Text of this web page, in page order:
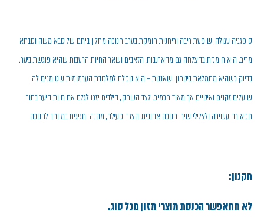
סופגניה עגולה, שופעת ריבה וריחנית חומקת בערב חנוכה מחלון ביתם של סבא משה וסבתא
מרים. היא חומקת בהצלחה גם מהארנבות, הזאבים ושאר החיות הרעבות שהיא פוגשת ביער.
בדיוק כשהיא מתמלאת ביטחון ושאננות – היא נופלת למלכודת הערמומית שטומנים לה
שועלים זקנים ואיטיים, אך מאוד חכמים. לצד השחקן, הילדים יזכו לגלם את חיות היער בתוך
תפאורה עשירה ולצלילי שירי חנוכה אהובים. הצגה פעילה, מהנה וחגיגית במיוחד לחנוכה.
תקנון:
לא תתאפשר הכנסת מוצרי מזון מכל סוג.